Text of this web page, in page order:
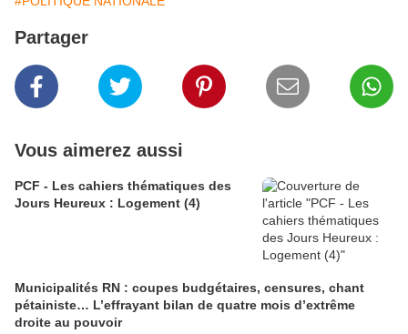
Partager
Vous aimerez aussi
PCF - Les cahiers thématiques des
Jours Heureux : Logement (4)
Municipalités RN : coupes budgétaires, censures, chant
pétainiste… L’effrayant bilan de quatre mois d’extrême
droite au pouvoir